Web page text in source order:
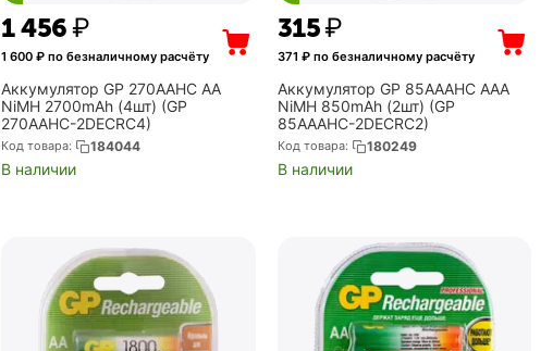
1 456₽
1 600 ₽ по безналичному расчёту
Аккумулятор GP 270AAHC AA
NiMH 2700mAh (4шт) (GP
270AAHC-2DECRC4)
Код товара: 184044
В наличии
‍315‍₽
371 ₽ по безналичному расчёту
Аккумулятор GP 85AAAHC AAA
NiMH 850mAh (2шт) (GP
85AAAHC-2DECRC2)
Код товара: 180249
В наличии